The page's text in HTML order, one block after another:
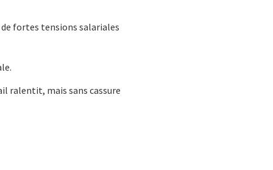
fortes tensions salariales
ralentit, mais sans cassure